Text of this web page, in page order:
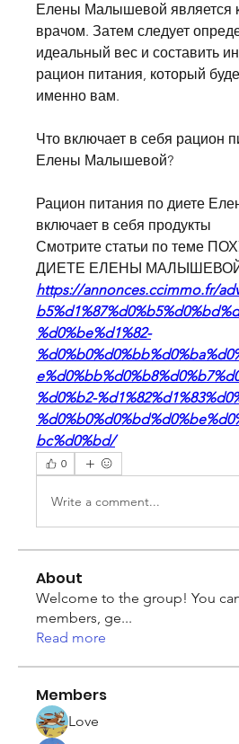
Елены Малышевой является
врачом. Затем следует
идеальный вес и составить
рацион питания, который
именно вам.
Что включает в себя рацион
Елены Малышевой?
Рацион питания по диете
включает в себя продукты
Смотрите статьи по теме
ДИЕТЕ ЕЛЕНЫ
https://annonces.ccimmo.fr/
%d0%be%d1%82-
%d0%b2-
bc%d0%bd/
0
Write a comment...
About
Welcome to the group! You
members, ge...
Read more
Members
Love